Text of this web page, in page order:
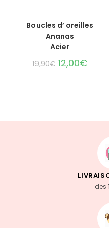
AJOUTER AU PANIER
Boucles d’ oreilles
Ananas
Acier
19,90€ 12,00€
des